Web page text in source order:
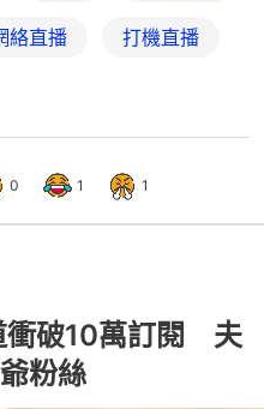
絡直播 打機直播
0 1 1
衝破10萬訂閱 夫
粉絲